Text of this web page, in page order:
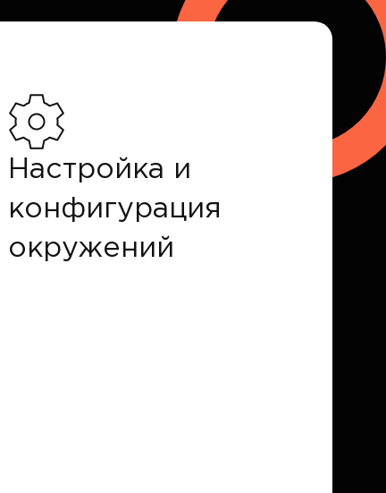
Настройка и
конфигурация
окружений